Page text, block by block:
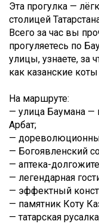
Эта прогулка —
столицей
Всего за час вы
прогуляетесь по
улицы, узнаете, за
как казанские
На маршруте:
— улица Баумана —
Арбат;
—
— Богоявленский
— аптека-
— легендарная
— эффектный
— памятник Коту
— татарская